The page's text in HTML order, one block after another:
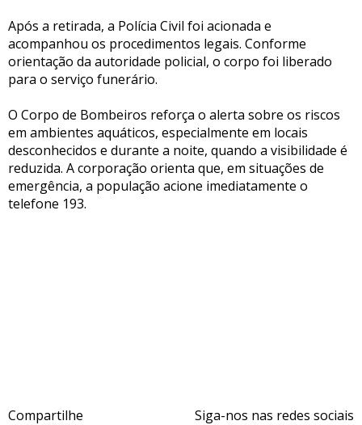
Após a retirada, a Polícia Civil foi acionada e
acompanhou os procedimentos legais. Conforme
orientação da autoridade policial, o corpo foi liberado
para o serviço funerário.
O Corpo de Bombeiros reforça o alerta sobre os riscos
em ambientes aquáticos, especialmente em locais
desconhecidos e durante a noite, quando a visibilidade é
reduzida. A corporação orienta que, em situações de
emergência, a população acione imediatamente o
telefone 193.
Compartilhe Siga-nos nas redes sociais